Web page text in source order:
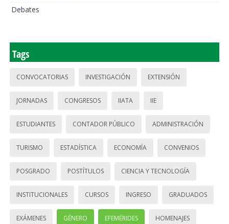
Debates
Tags
CONVOCATORIAS INVESTIGACIÓN EXTENSIÓN
JORNADAS CONGRESOS IIATA IIE
ESTUDIANTES CONTADOR PÚBLICO ADMINISTRACIÓN
TURISMO ESTADÍSTICA ECONOMÍA CONVENIOS
POSGRADO POSTÍTULOS CIENCIA Y TECNOLOGÍA
INSTITUCIONALES CURSOS INGRESO GRADUADOS
EXÁMENES GÉNERO EFEMÉRIDES HOMENAJES